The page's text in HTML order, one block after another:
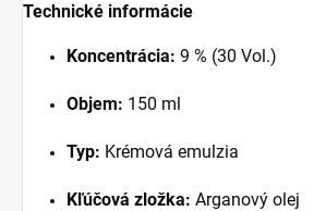
Technické informácie
Koncentrácia: 9 % (30 Vol.)
Objem: 150 ml
Typ: Krémová emulzia
Kľúčová zložka: Arganový olej